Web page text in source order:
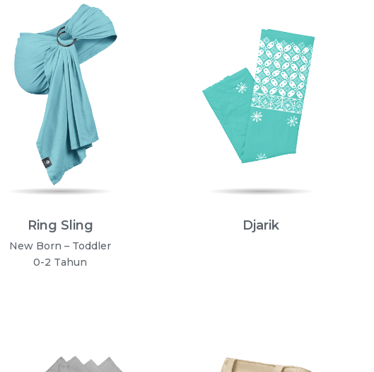
Ring Sling
New Born – Toddler
0-2 Tahun
Djarik